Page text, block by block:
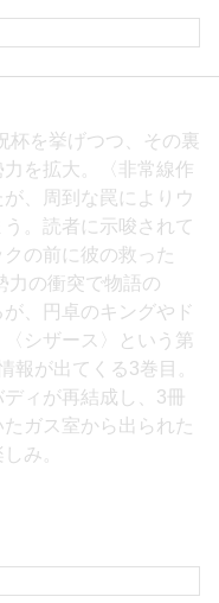
杯を挙げつつ、その裏
を拡大。〈非常線作
、周到な罠によりウ
。読者に示唆されて
の前に彼の救った
力の衝突で物語の
が、円卓のキングやド
シザース〉という第
報が出てくる3巻目。
ィが再結成し、3冊
ガス室から出られた
み。